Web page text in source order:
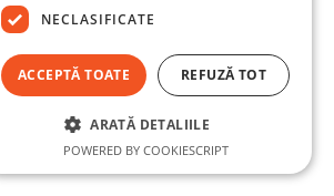
NECLASIFICATE
ACCEPTĂ TOATE REFUZĂ TOT
ARATĂ DETALIILE
POWERED BY COOKIESCRIPT